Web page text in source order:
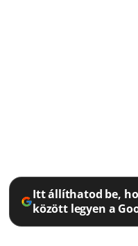
Itt állíthatod be,
között legyen a